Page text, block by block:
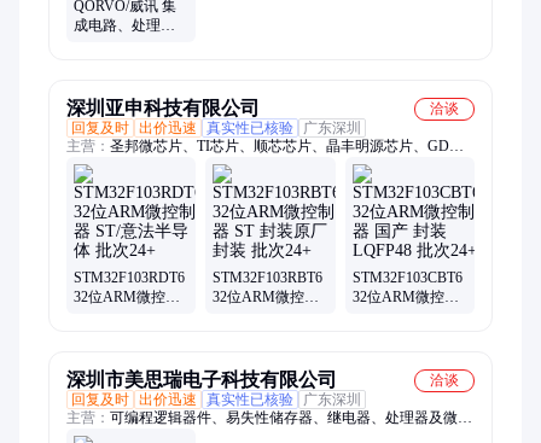
QORVO/威讯 集
成电路、处理
深圳亚申科技有限公司
洽谈
回复及时 出价迅速 真实性已核验
广东深圳
主营： 圣邦微芯片、TI芯片、顺芯芯片、晶丰明源芯片、GD芯
片、中科微芯片、微源芯片、普冉电子、上海贝岭
STM32F103RDT6
32位ARM微控制
STM32F103RBT6
32位ARM微控制
STM32F103CBT6
32位ARM微控制
深圳市美思瑞电子科技有限公司
洽谈
回复及时 出价迅速 真实性已核验
广东深圳
主营： 可编程逻辑器件、易失性储存器、继电器、处理器及微控
制器、接口及驱动IC、电源管理芯片、单片机、模拟芯片、集成